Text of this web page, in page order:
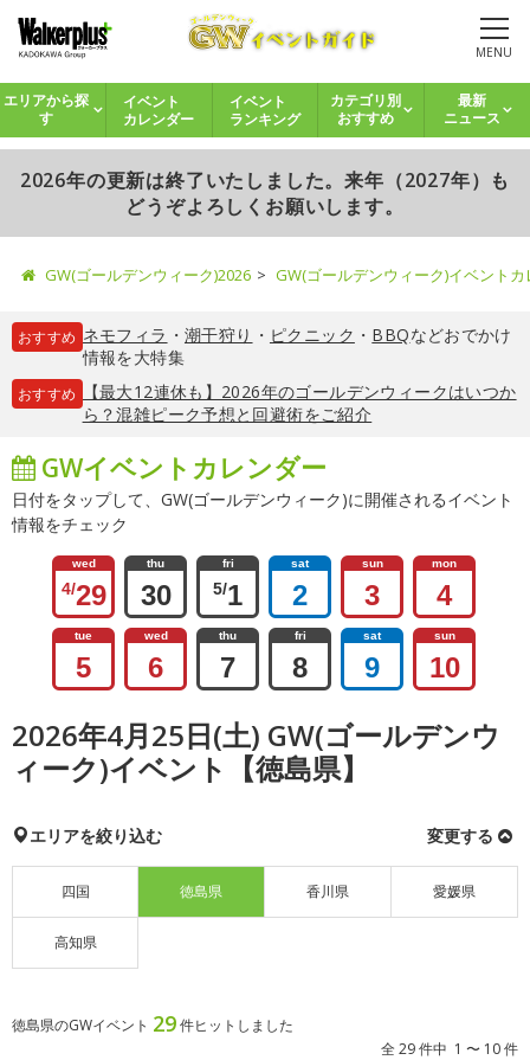
MENU
エリアから探
す
イベント
カレンダー
イベント
ランキング
カテゴリ別
おすすめ
最新
ニュース
2026年の更新は終了いたしました。来年（2027年）も
どうぞよろしくお願いします。
GW(ゴールデンウィーク)2026 GW(ゴールデンウィーク)イベント
おすすめ ネモフィラ ・ 潮干狩り ・ ピクニック ・ BBQなどおでかけ
情報を大特集
おすすめ
【最大12連休も】2026年のゴールデンウィークはいつか
ら？混雑ピーク予想と回避術をご紹介
GWイベントカレンダー
日付をタップして、GW(ゴールデンウィーク)に開催されるイベント
情報をチェック
wed
4/29
thu
30
fri
5/1
sat
2
sun
3
mon
4
tue
5
wed
6
thu
7
fri
8
sat
9
sun
10
2026年4月25日(土) GW(ゴールデンウ
ィーク)イベント【徳島県】
エリアを絞り込む 変更する
四国 徳島県 香川県 愛媛県
高知県
徳島県のGWイベント 29件ヒットしました
全 29 件中 1 〜 10 件